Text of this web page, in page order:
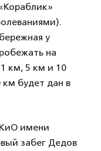
у
на
км, 5 км и 10
км будет дан в
имени
забег Дедов